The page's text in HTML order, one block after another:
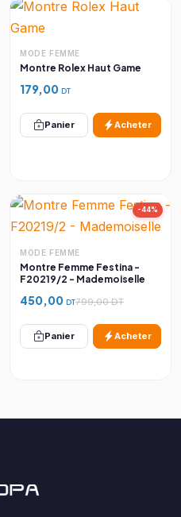
MODE FEMME
Montre Rolex Haut Game
179,00 DT
Panier Acheter
-44%
MODE FEMME
Montre Femme Festina -
F20219/2 - Mademoiselle
450,00 DT799,00 DT
Panier Acheter